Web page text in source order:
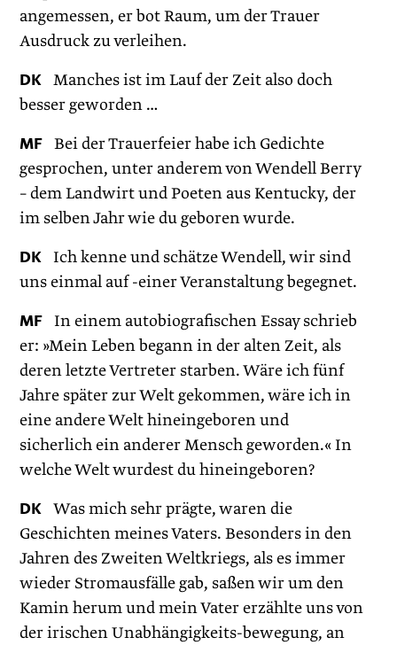
angemessen, er bot Raum, um der Trauer
Ausdruck zu verleihen.
DK Manches ist im Lauf der Zeit also doch
besser geworden …
MF Bei der Trauerfeier habe ich Gedichte
gesprochen, unter anderem von Wendell Berry
– dem Landwirt und Poeten aus Kentucky, der
im selben Jahr wie du geboren wurde.
DK Ich kenne und schätze Wendell, wir sind
uns einmal auf -einer Veranstaltung begegnet.
MF In einem autobiografischen Essay schrieb
er: »Mein Leben begann in der alten Zeit, als
deren letzte Vertreter starben. Wäre ich fünf
Jahre später zur Welt gekommen, wäre ich in
eine andere Welt hineingeboren und
sicherlich ein anderer Mensch geworden.« In
welche Welt wurdest du hineingeboren?
DK Was mich sehr prägte, waren die
Geschichten meines Vaters. Besonders in den
Jahren des Zweiten Weltkriegs, als es immer
wieder Stromausfälle gab, saßen wir um den
Kamin herum und mein Vater erzählte uns von
der irischen Unabhängigkeits-bewegung, an